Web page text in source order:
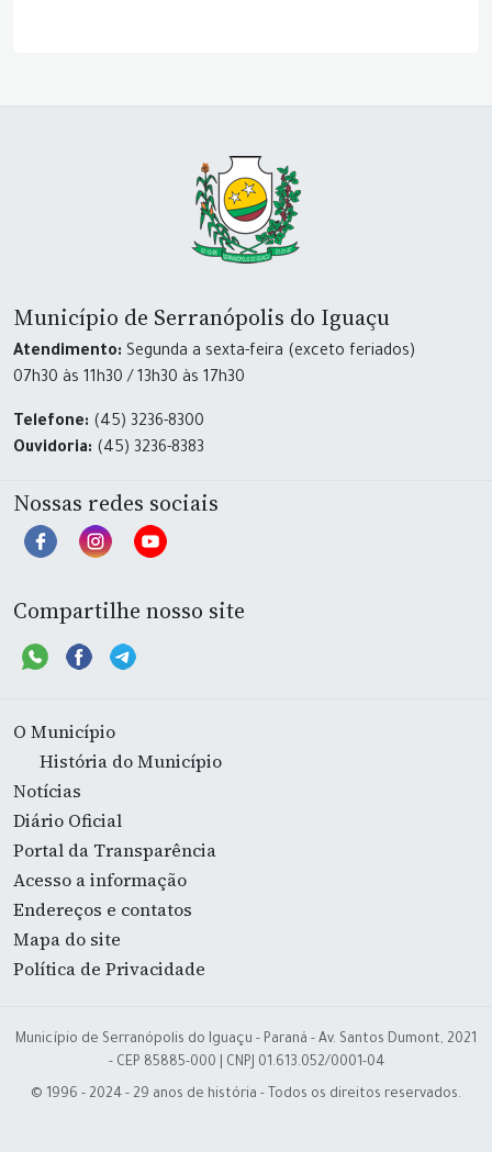
Município de Serranópolis do Iguaçu
Atendimento: Segunda a sexta-feira (exceto feriados)
07h30 às 11h30 / 13h30 às 17h30
Telefone: (45) 3236-8300
Ouvidoria: (45) 3236-8383
Nossas redes sociais
Compartilhe nosso site
O Município
História do Município
Notícias
Diário Oficial
Portal da Transparência
Acesso a informação
Endereços e contatos
Mapa do site
Política de Privacidade
Município de Serranópolis do Iguaçu - Paraná - Av. Santos Dumont, 2021
- CEP 85885-000 | CNPJ 01.613.052/0001-04
© 1996 - 2024 - 29 anos de história - Todos os direitos reservados.